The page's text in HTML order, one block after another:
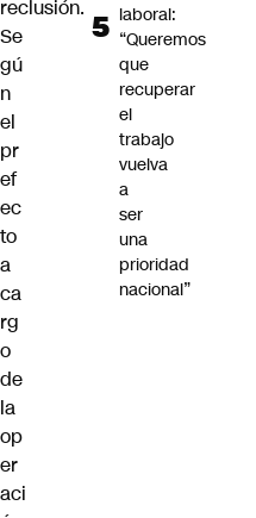
reclusión.
Se
gú
n
el
pr
ef
ec
to
a
ca
rg
o
de
la
op
er
aci
laboral:
“Queremos
que
recuperar
el
trabajo
vuelva
a
ser
una
prioridad
nacional”